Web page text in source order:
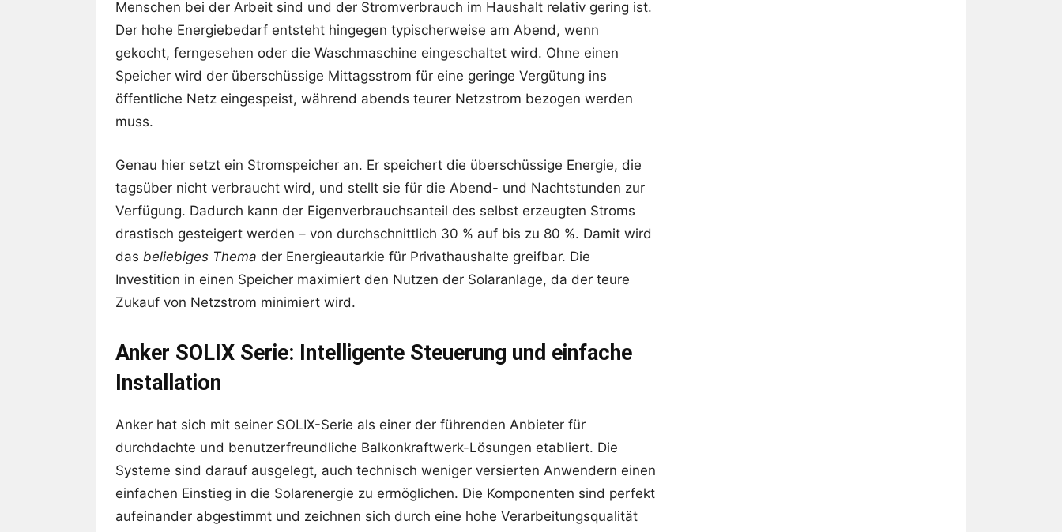
Menschen bei der Arbeit sind und der Stromverbrauch im Haushalt relativ gering ist.
Der hohe Energiebedarf entsteht hingegen typischerweise am Abend, wenn
gekocht, ferngesehen oder die Waschmaschine eingeschaltet wird. Ohne einen
Speicher wird der überschüssige Mittagsstrom für eine geringe Vergütung ins
öffentliche Netz eingespeist, während abends teurer Netzstrom bezogen werden
muss.
Genau hier setzt ein Stromspeicher an. Er speichert die überschüssige Energie, die
tagsüber nicht verbraucht wird, und stellt sie für die Abend- und Nachtstunden zur
Verfügung. Dadurch kann der Eigenverbrauchsanteil des selbst erzeugten Stroms
drastisch gesteigert werden – von durchschnittlich 30 % auf bis zu 80 %. Damit wird
das beliebiges Thema der Energieautarkie für Privathaushalte greifbar. Die
Investition in einen Speicher maximiert den Nutzen der Solaranlage, da der teure
Zukauf von Netzstrom minimiert wird.
Anker SOLIX Serie: Intelligente Steuerung und einfache
Installation
Anker hat sich mit seiner SOLIX-Serie als einer der führenden Anbieter für
durchdachte und benutzerfreundliche Balkonkraftwerk-Lösungen etabliert. Die
Systeme sind darauf ausgelegt, auch technisch weniger versierten Anwendern einen
einfachen Einstieg in die Solarenergie zu ermöglichen. Die Komponenten sind perfekt
aufeinander abgestimmt und zeichnen sich durch eine hohe Verarbeitungsqualität